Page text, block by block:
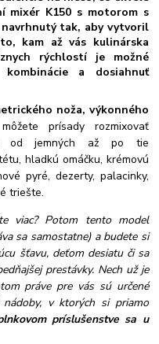
mixér K150 s motorom s
navrhnutý tak, aby vytvoril
kam až vás kulinárska
rýchlostí je možné
a dosiahnuť
noža, výkonného
môžete prísady rozmixovať
od jemných až po tie
hladkú omáčku, krémovú
pyré, dezerty, palacinky,
triešte.
viac? Potom tento model
sa samostatne) a budete si
šťavu, deťom desiatu či sa
prestávky. Nech už je
práve pre vás sú určené
v ktorých si priamo
príslušenstve sa u